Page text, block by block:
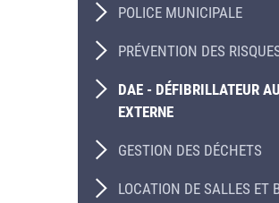
POLICE MUNICIPALE
PRÉVENTION DES
DAE - DÉFIBRILLATEUR
EXTERNE
GESTION DES DÉCHETS
LOCATION DE SALLES ET